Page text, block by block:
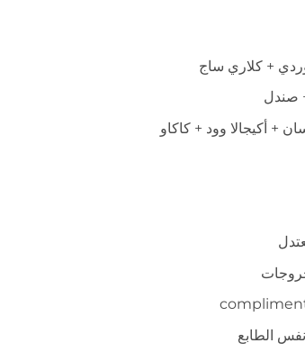
+ كلاري ساج
صندل
+ أكيجالا وود + كاكاو
الطابع